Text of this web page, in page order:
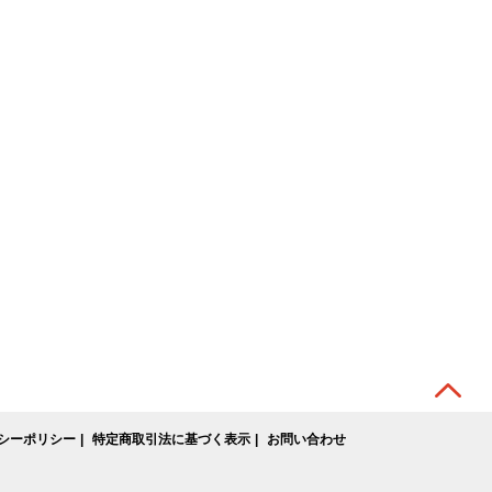
ーポリシー 特定商取引法に基づく表示 お問い合わせ